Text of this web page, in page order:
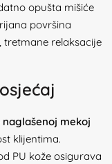
opušta mišiće
površina
tretmane relaksacije
naglašenoj mekoj
klijentima.
PU kože osigurava